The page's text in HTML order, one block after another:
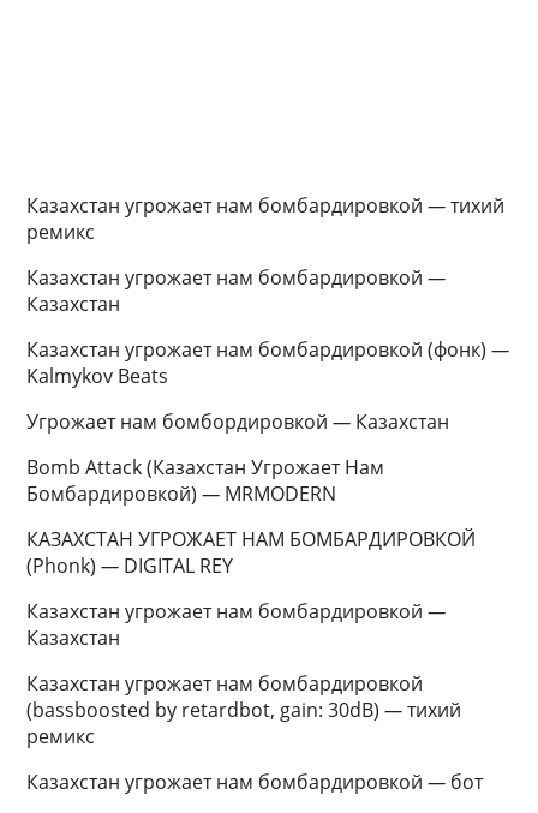
Казахстан угрожает нам бомбардировкой—тихий
ремикс
Казахстан угрожает нам бомбардировкой—
Казахстан
Казахстан угрожает нам бомбардировкой (фонк)—
Kalmykov Beats
Угрожает нам бомбордировкой— Казахстан
Bomb Attack (Казахстан Угрожает Нам
Бомбардировкой)— MRMODERN
КАЗАХСТАН УГРОЖАЕТ НАМ БОМБАРДИРОВКОЙ
(Phonk)— DIGITAL REY
Казахстан угрожает нам бомбардировкой—
Казахстан
Казахстан угрожает нам бомбардировкой
(bassboosted by retardbot, gain: 30dB)—тихий
ремикс
Казахстан угрожает нам бомбардировкой— бот